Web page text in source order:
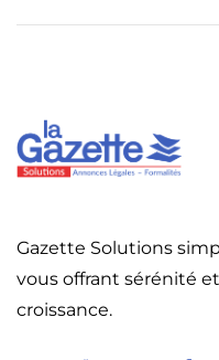
Gazette Solutions
vous offrant sérénité
croissance.